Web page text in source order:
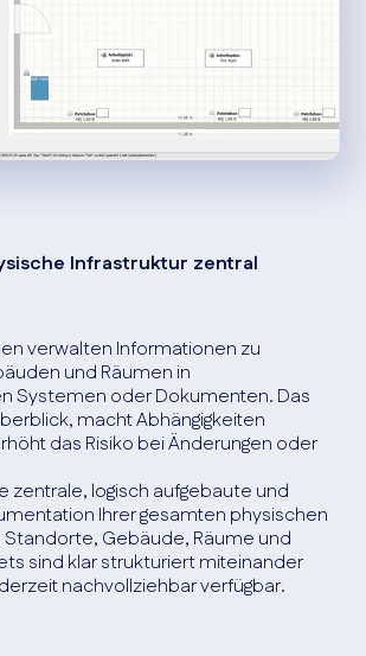
Infrastruktur zentral
verwalten Informationen zu
und Räumen in
Systemen oder Dokumenten. Das
macht Abhängigkeiten
das Risiko bei Änderungen oder
zentrale, logisch aufgebaute und
Ihrer gesamten physischen
Standorte, Gebäude, Räume und
sind klar strukturiert miteinander
nachvollziehbar verfügbar.